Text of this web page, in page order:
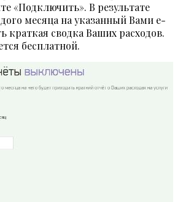
«Подключить». В результате
месяца на указанный Вами e-
краткая сводка Ваших расходов.
бесплатной.